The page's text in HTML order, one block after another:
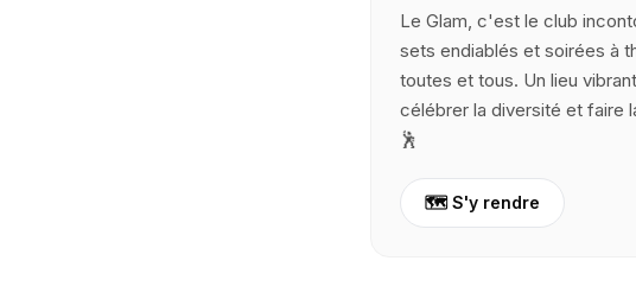
Le Glam, c'est le club
sets endiablés et soirées à
toutes et tous. Un lieu
célébrer la diversité et faire
🕺
🗺️ S'y rendre